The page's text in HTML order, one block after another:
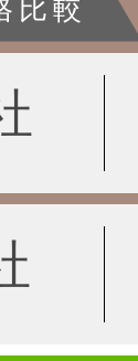
比較